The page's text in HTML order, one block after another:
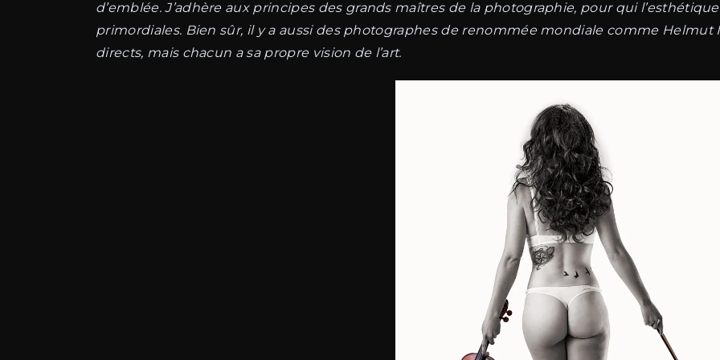
d’emblée. J’adhère aux principes des grands maîtres de la photographie, pour qui
primordiales. Bien sûr, il y a aussi des photographes de renommée mondiale comme
directs, mais chacun a sa propre vision de l’art.